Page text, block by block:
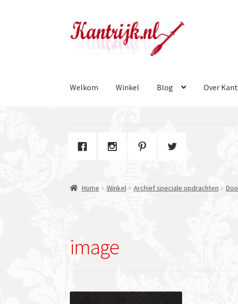
Ga
door
Ga
naar
Welkom Winkel Blog Over
Home Winkel Archief speciale opdrachten
image